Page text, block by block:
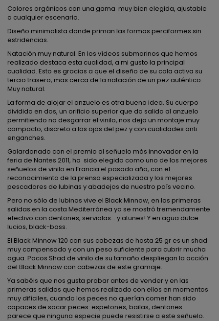
Colores orgánicos con una gama muy bien elegida, ajustable
a cualquier escenario.
Diseño minimalista donde priman las formas perciformes sin
estridencias.
Natación muy natural. En los vídeos submarinos que hemos
realizado destaca esta cualidad, a mi gusto la principal
cualidad. Esto es gracias a que el diseño de su cola activa su
tercio trasero, mas cerca de la natación de un pez auténtico.
Muy natural.
La forma de alojar el anzuelo es otra buena idea. Su cuerpo
dividido en dos, un orificio superior que da salida al anzuelo
permitiendo no desgarrar el vinilo, nos deja un montaje muy
compacto, discreto a los ojos del pez y con cualidades anti
enganches.
Galardonado con el premio al señuelo más innovador en la
feria de Nantes 2011, ha sido elegido como uno de los mejores
señuelos de vinilo en Francia el pasado año, con el
reconocimiento de la prensa especializada y los mejores
pescadores de lubinas y abadejos de nuestro país vecino.
Pero no sólo de lubinas vive el Black Minnow, en las primeras
salidas en la costa Mediterránea ya se mostró tremendamente
efectivo con dentones, serviolas... y atunes! Y en agua dulce
lucios, black-bass.
El Black Minnow 120 con sus cabezas de hasta 25 gr es un shad
muy compensado y con un peso suficiente para cubrir mucha
agua. Pocos Shad de vinilo de su tamaño despliegan la acción
del Black Minnow con cabezas de este gramaje.
Ya sabéis que nos gusta probar antes de vender y en las
primeras salidas que hemos realizado con ellos en momentos
muy difíciles, cuando los peces no querían comer han sido
capaces de sacar peces: espetones, bailas, dentones...
parece que ninguna especie puede resistirse a este señuelo.